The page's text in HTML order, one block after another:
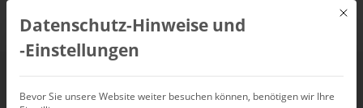
Mensch zum messen
Mit
Datenschutz-Hinweise und
‑Einstellungen
Bevor Sie unsere Website weiter besuchen können, benötigen wir Ihre